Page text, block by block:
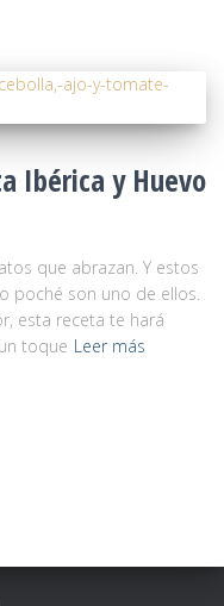
Ibérica y Huevo
que abrazan. Y estos
poché son uno de ellos.
esta receta te hará
toque Leer más